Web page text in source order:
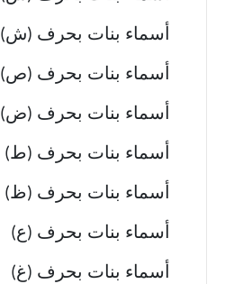
أسماء بنات بحرف (ش)
أسماء بنات بحرف (ص)
أسماء بنات بحرف (ض)
أسماء بنات بحرف (ط)
أسماء بنات بحرف (ظ)
أسماء بنات بحرف (ع)
أسماء بنات بحرف (غ)